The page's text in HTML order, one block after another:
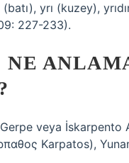
(batı), yrı (kuzey),
227-233).
NE
veya İskarpento
Karpatos),